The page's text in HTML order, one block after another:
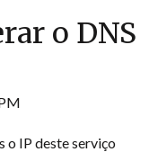
o DNS
o IP deste serviço